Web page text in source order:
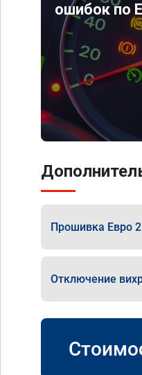
ошибок по
Прошивка Евро 2
Отключение